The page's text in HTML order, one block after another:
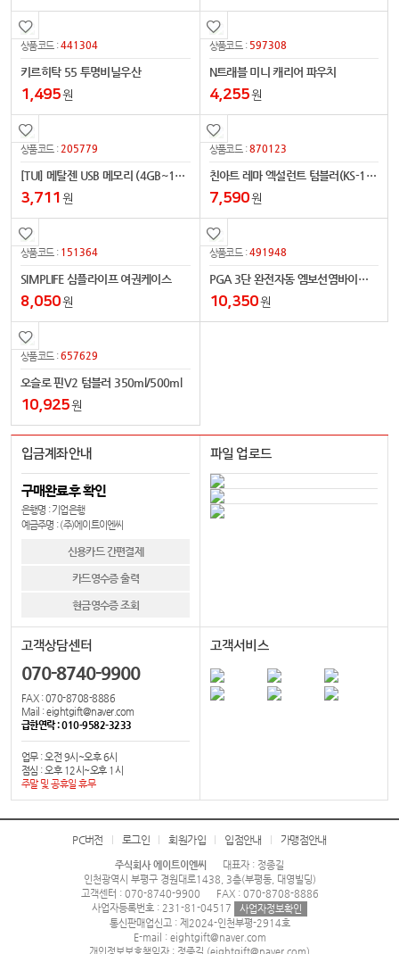
상품코드 :441304
키르히탁 55 투명비닐우산
1,495원
상품코드 : 597308
N트래블 미니 캐리어 파우치
4,255원
상품코드 :205779
[TUI] 메탈젠 USB 메모리 (4GB~128GB)
3,711 원
상품코드 :870123
친아트 레마 엑설런트 텀블러(KS-1826)
7,590원
상품코드 : 151364
SIMPLIFE 심플라이프 여권케이스
8,050원
상품코드 :491948
PGA 3단 완전자동 엠보선염바이어스 우산
10,350원
상품코드 :657629
오슬로 핀V2 텀블러 350ml/500ml
10,925원
입금계좌안내
구매완료후 확인
은행명 : 기업은행
예금주명 : (주)에이트이엔씨
신용카드 간편결제
카드영수증 출력
현금영수증 조회
파일 업로드
고객상담센터
070-8740-9900
FAX : 070-8708-8886
Mail : eightgift@naver.com
급한연락 : 010-9582-3233
업무 : 오전 9시~오후 6시
점심 : 오후 12시~오후 1시
주말 및 공휴일 휴무
고객서비스
PC버전 로그인 회원가입 입점안내 가맹점안내
주식회사 에이트이엔씨
대표자 : 정종길
인천광역시 부평구 경원대로1438, 3층(부평동, 대영빌딩)
고객센터 : 070-8740-9900
FAX : 070-8708-8886
사업자등록번호 : 231-81-04517
사업자정보확인
통신판매업신고 : 제2024-인천부평-2914호
E-mail : eightgift@naver.com